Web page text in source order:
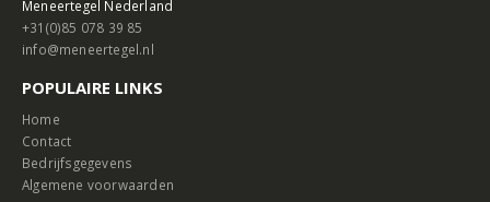
Meneertegel Nederland
+31(0)85 078 39 85
info@meneertegel.nl
POPULAIRE LINKS
Home
Contact
Bedrijfsgegevens
Algemene voorwaarden